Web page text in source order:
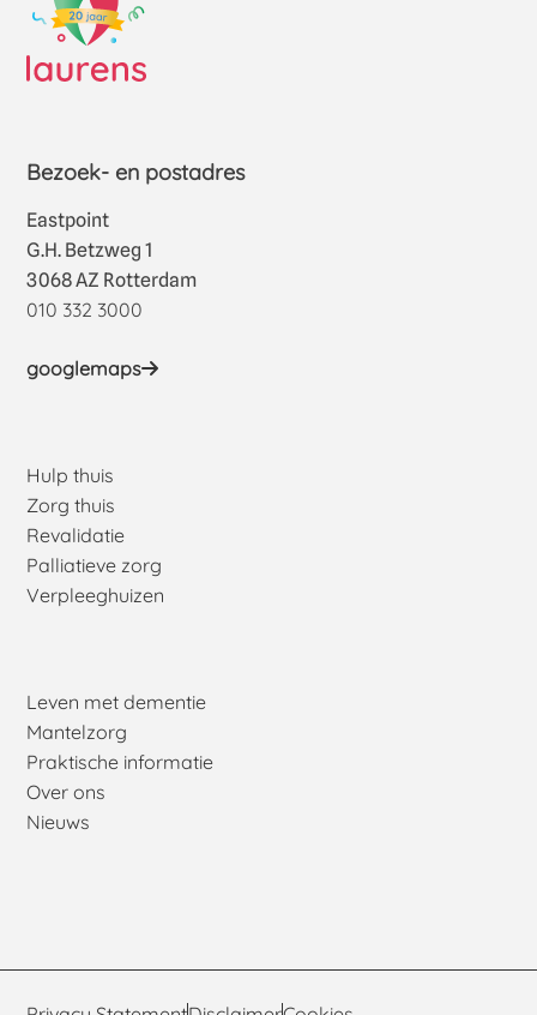
Bezoek- en postadres
Eastpoint
G.H. Betzweg 1
3068 AZ Rotterdam
010 332 3000
googlemaps
Hulp thuis
Zorg thuis
Revalidatie
Palliatieve zorg
Verpleeghuizen
Leven met dementie
Mantelzorg
Praktische informatie
Over ons
Nieuws